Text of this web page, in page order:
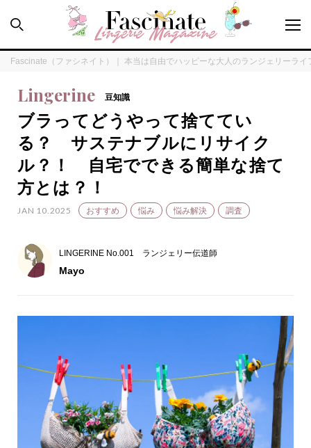
PEOPLE
HOW TO
LINGERINE
FORTUNE
Fascinate（ファシネイト）｜ 本当は自由でハッピーな大人のランジェリーライ
Lingerine 豆知識
ブラってどうやって捨ててい
る？ サステナブルにリサイク
ル？！ 自宅でできる簡単な捨て
方とは？！
JAN 10.2025 おすすめ 悩み 悩み解決 調査
LINGERINE No.001 ランジェリー伝道師
Mayo